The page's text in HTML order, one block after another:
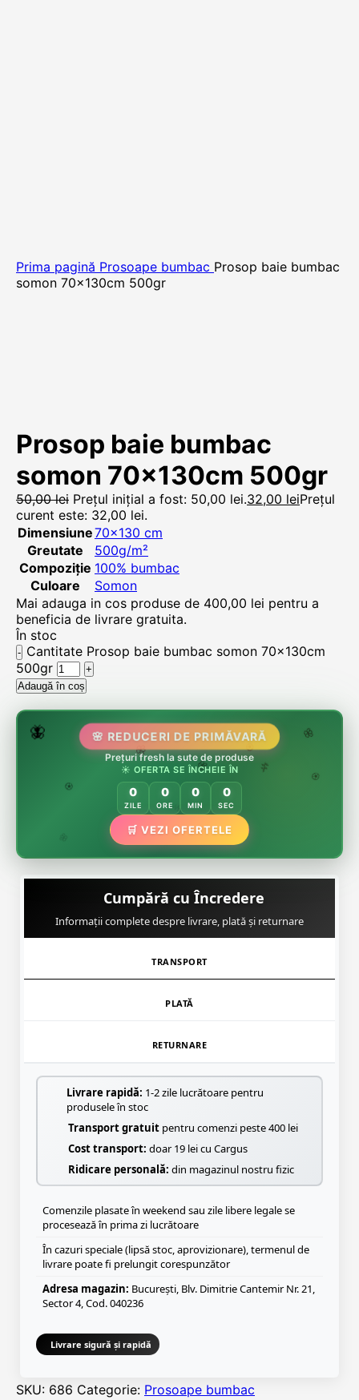
Prima pagină Prosoape bumbac Prosop baie bumbac
somon 70x130cm 500gr
Prosop baie bumbac
somon 70x130cm 500gr
50,00lei Prețul inițial a fost: 50,00 lei.32,00 leiPrețul
curent este: 32,00 lei.
Dimensiune70×130 cm
Greutate
500g/m²
Compoziție 100% bumbac
Culoare
Somon
Mai adauga in cos produse de 400,00 lei pentru a
beneficia de livrare gratuita.
În stoc
Cantitate Prosop baie bumbac somon 70x130cm
500gr
Adaugă în coș
🌸
🌸
🌿
🌸
🏵️
🌷
🦋 🌸 REDUCERI DE PRIMĂVARĂ
Prețuri fresh la sute de produse
☀️ OFERTA SE ÎNCHEIE ÎN
0
ZILE
0
ORE
0
MIN
0
SEC
🛒 VEZI OFERTELE
Cumpără cu Încredere
Informații complete despre livrare, plată și returnare
TRANSPORT
PLATĂ
RETURNARE
Livrare rapidă: 1-2 zile lucrătoare pentru
produsele în stoc
Transport gratuit pentru comenzi peste 400 lei
Cost transport: doar 19 lei cu Cargus
Ridicare personală: din magazinul nostru fizic
Comenzile plasate în weekend sau zile libere legale se
procesează în prima zi lucrătoare
În cazuri speciale (lipsă stoc, aprovizionare), termenul de
livrare poate fi prelungit corespunzător
Adresa magazin: București, Blv. Dimitrie Cantemir Nr. 21,
Sector 4, Cod. 040236
Livrare sigură și rapidă
SKU: 686 Categorie: Prosoape bumbac